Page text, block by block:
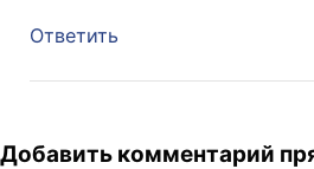
Ответить
Добавить комментарий